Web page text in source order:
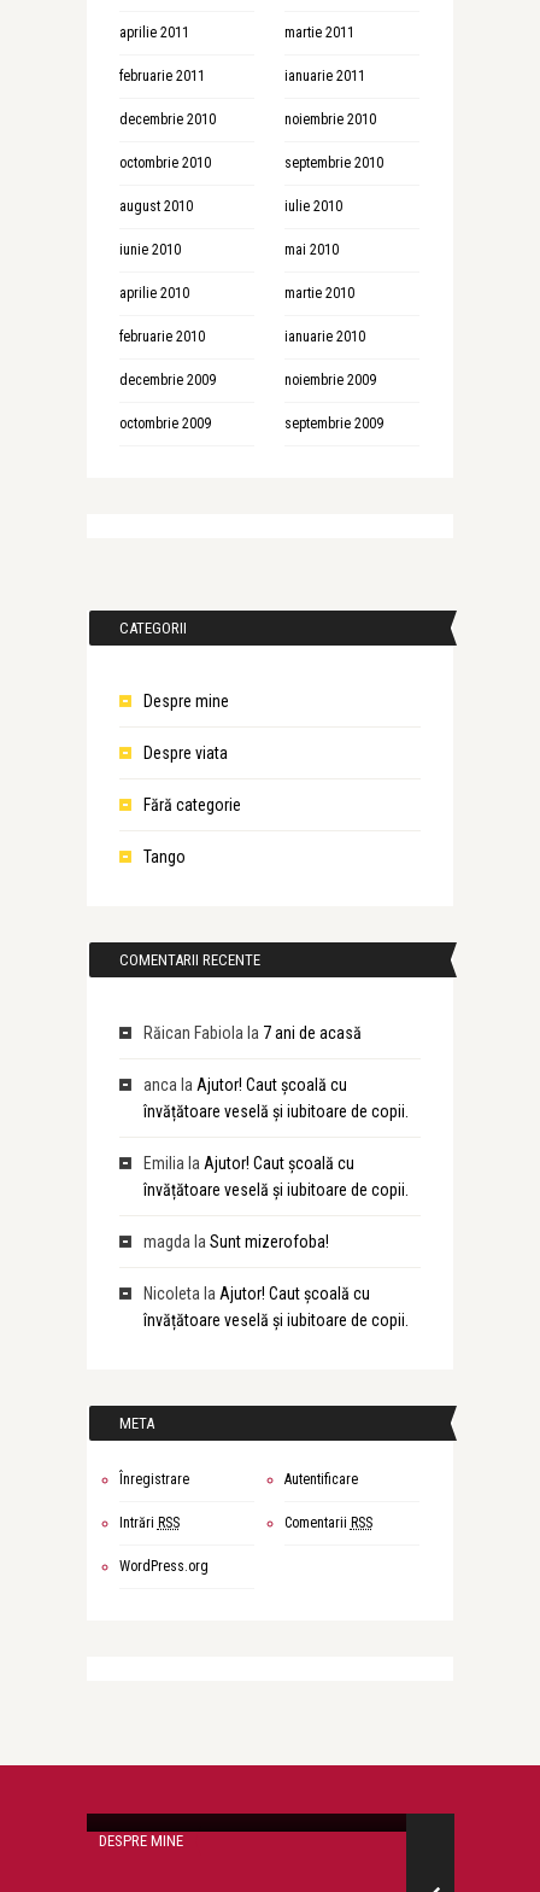
aprilie 2011 martie 2011
februarie 2011 ianuarie 2011
decembrie 2010 noiembrie 2010
octombrie 2010 septembrie 2010
august 2010 iulie 2010
iunie 2010 mai 2010
aprilie 2010 martie 2010
februarie 2010 ianuarie 2010
decembrie 2009 noiembrie 2009
octombrie 2009 septembrie 2009
CATEGORII
Despre mine
Despre viata
Fără categorie
Tango
COMENTARII RECENTE
Răican Fabiola la 7 ani de acasă
anca la Ajutor! Caut școală cu
învățătoare veselă și iubitoare de copii.
Emilia la Ajutor! Caut școală cu
învățătoare veselă și iubitoare de copii.
magda la Sunt mizerofoba!
Nicoleta la Ajutor! Caut școală cu
învățătoare veselă și iubitoare de copii.
META
Înregistrare Autentificare
Intrări RSS Comentarii RSS
WordPress.org
DESPRE MINE